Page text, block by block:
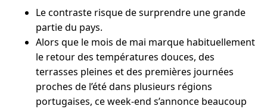
Le contraste risque de surprendre une grande
partie du pays.
Alors que le mois de mai marque habituellement
le retour des températures douces, des
terrasses pleines et des premières journées
proches de l’été dans plusieurs régions
portugaises, ce week-end s’annonce beaucoup